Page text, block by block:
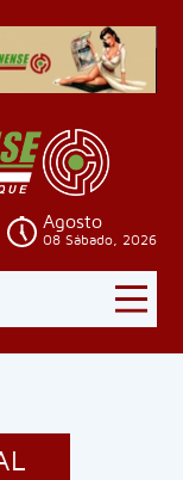
Agosto
08 Sábado, 2026